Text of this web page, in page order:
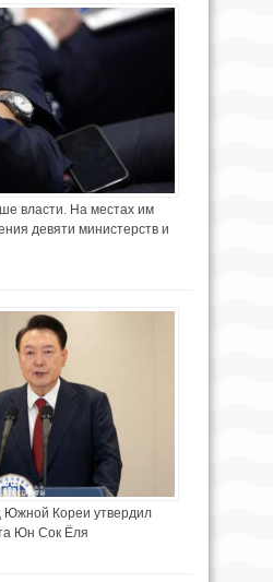
власти. На местах им
девяти министерств и
Южной Кореи утвердил
Юн Сок Ёля